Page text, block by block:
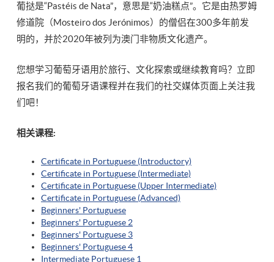
葡挞是“Pastéis de Nata”，意思是“奶油糕点”。它是由热罗姆
修道院（Mosteiro dos Jerónimos）的僧侣在300多年前发
明的，并於2020年被列为澳门非物质文化遗产。
您想学习葡萄牙语用於旅行、文化探索或继续教育吗？立即
报名我们的葡萄牙语课程并在我们的社交媒体页面上关注我
们吧！
相关课程:
Certificate in Portuguese (Introductory)
Certificate in Portuguese (Intermediate)
Certificate in Portuguese (Upper Intermediate)
Certificate in Portuguese (Advanced)
Beginners' Portuguese
Beginners' Portuguese 2
Beginners' Portuguese 3
Beginners' Portuguese 4
Intermediate Portuguese 1